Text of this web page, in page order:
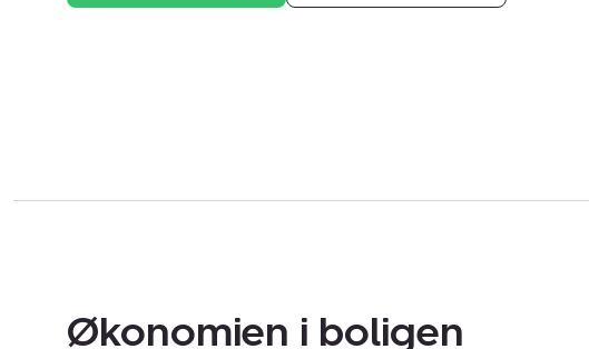
Økonomien i boligen